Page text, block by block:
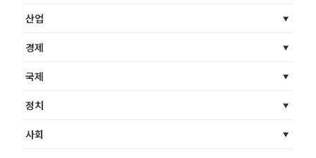
산업
경제
국제
정치
사회